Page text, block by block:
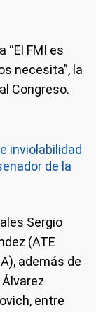
“El FMI es
necesita”, la
Congreso.
inviolabilidad
de la
Sergio
(ATE
además de
entre